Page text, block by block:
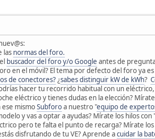
las normas del foro.
buscador del foro y/o Google antes de
en el móvil? El tema por defecto del foro ya es
de conectores? ¿sabes distinguir kW de kWh?
hacer tu recorrido habitual con un
eléctrico y tienes dudas en la elección?
mismoSubforoa nuestro "equipo de
y vas a optar a ayudas? Mírate los hilos
pero te falta el punto de recarga? Mírate
disfrutando de tu VE? Aprende acuidar la